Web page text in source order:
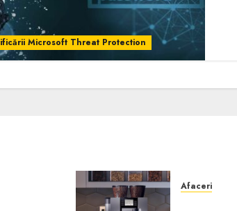
Microsoft Threat Protection
Afaceri